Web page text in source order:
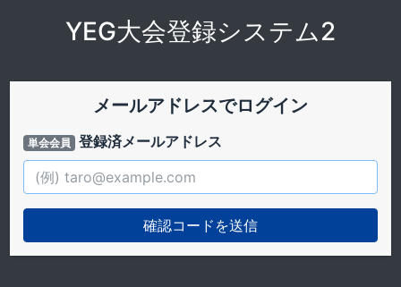
YEG大会登録システム2
メールアドレスでログイン
単会会員 登録済メールアドレス